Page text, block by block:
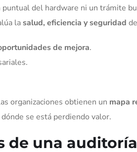
puntual del hardware ni un trámite
la salud, eficiencia y seguridad
de mejora.
organizaciones obtienen un mapa
se está perdiendo valor.
de una